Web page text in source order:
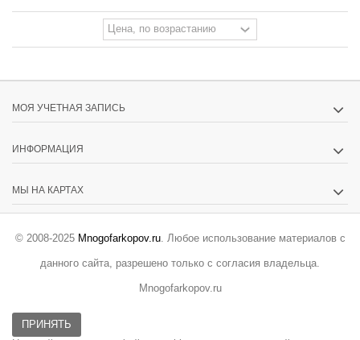
МОЯ УЧЕТНАЯ ЗАПИСЬ
ИНФОРМАЦИЯ
МЫ НА КАРТАХ
© 2008-2025 Mnogofarkopov.ru. Любое использование материалов с
данного сайта, разрешено только с согласия владельца.
Mnogofarkopov.ru
ПРИНЯТЬ